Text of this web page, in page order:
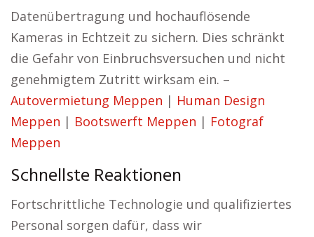
Datenübertragung und hochauflösende
Kameras in Echtzeit zu sichern. Dies schränkt
die Gefahr von Einbruchsversuchen und nicht
genehmigtem Zutritt wirksam ein. –
Autovermietung Meppen | Human Design
Meppen | Bootswerft Meppen | Fotograf
Meppen
Schnellste Reaktionen
Fortschrittliche Technologie und qualifiziertes
Personal sorgen dafür, dass wir